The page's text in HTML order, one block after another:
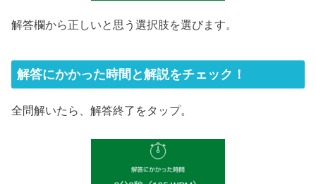
解答欄から正しいと思う選択肢を選びます。
解答にかかった時間と解説をチェック！
全問解いたら、解答終了をタップ。